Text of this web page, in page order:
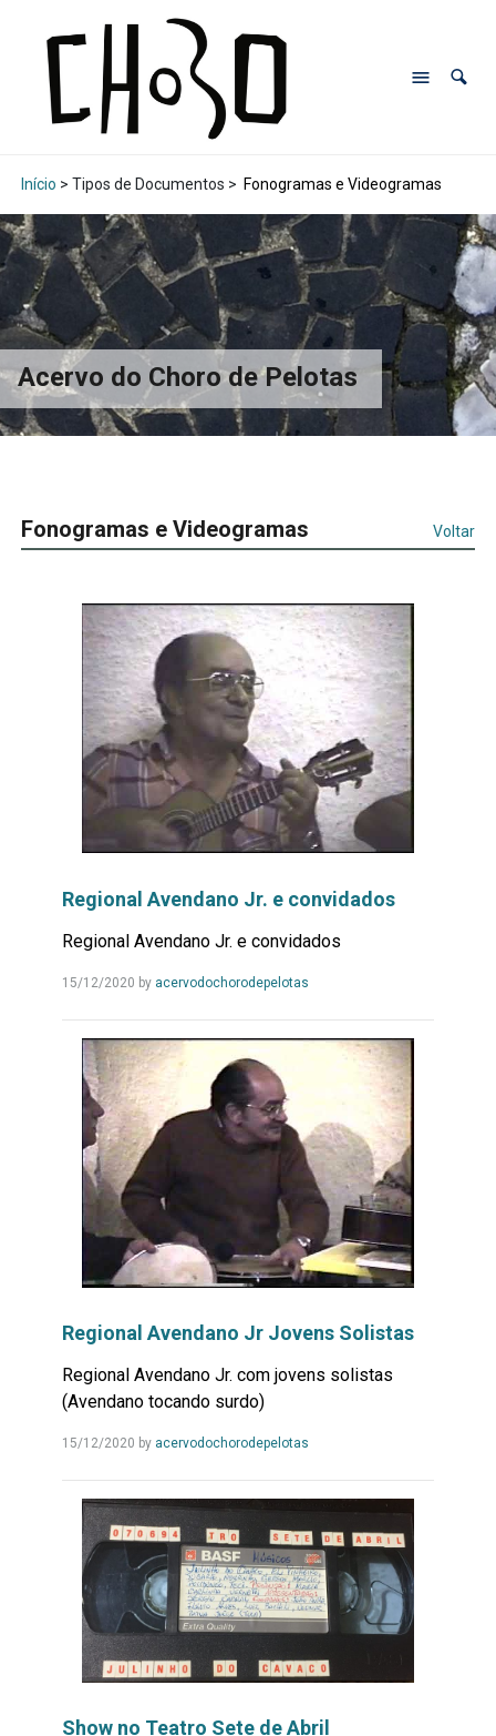
Início > Tipos de Documentos > Fonogramas e Videogramas
Acervo do Choro de Pelotas
Fonogramas e Videogramas Voltar
Regional Avendano Jr. e convidados
Regional Avendano Jr. e convidados
15/12/2020 by acervodochorodepelotasLeia
Regional Avendano Jr Jovens Solistas
Regional Avendano Jr. com jovens solistas
(Avendano tocando surdo)
15/12/2020 by acervodochorodepelotasLeia
Show no Teatro Sete de Abril